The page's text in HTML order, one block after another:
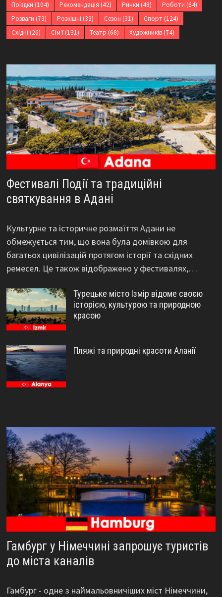
Поїздки (104) Рекомендація (42) Ринки (48) Роботи (64)
Розваги (73) Розкішні (33) Сезон (31) Спорт(124)
Східні (26) Сім'ї(131) Театр (68) Художників(74)
Фестивалі Події та традиційні
святкування в Адані
Культурне та історичне розмаїття Адани не
обмежується тим, що вона була домівкою для
багатьох цивілізацій протягом історії та східних
ремесел. Це також відображено у фестивалях,…
Турецьке місто Ізмір відоме своєю
історією, культурою та природною
красою
Пляжі та природні красоти Аланії
Гамбург у Німеччині запрошує туристів
до міста каналів
Гамбург - одне з наймальовничіших міст Німеччини,